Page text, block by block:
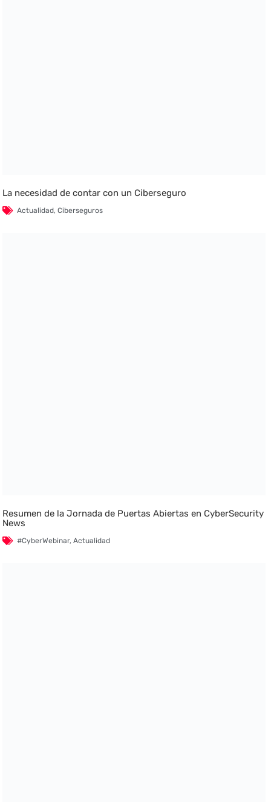
La necesidad de contar con un Ciberseguro
Actualidad,Ciberseguros
Resumen de la Jornada de Puertas Abiertas en CyberSecurity
News
#CyberWebinar,Actualidad